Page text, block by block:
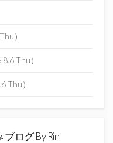
）
Thu）
Thu）
ブログ By Rin